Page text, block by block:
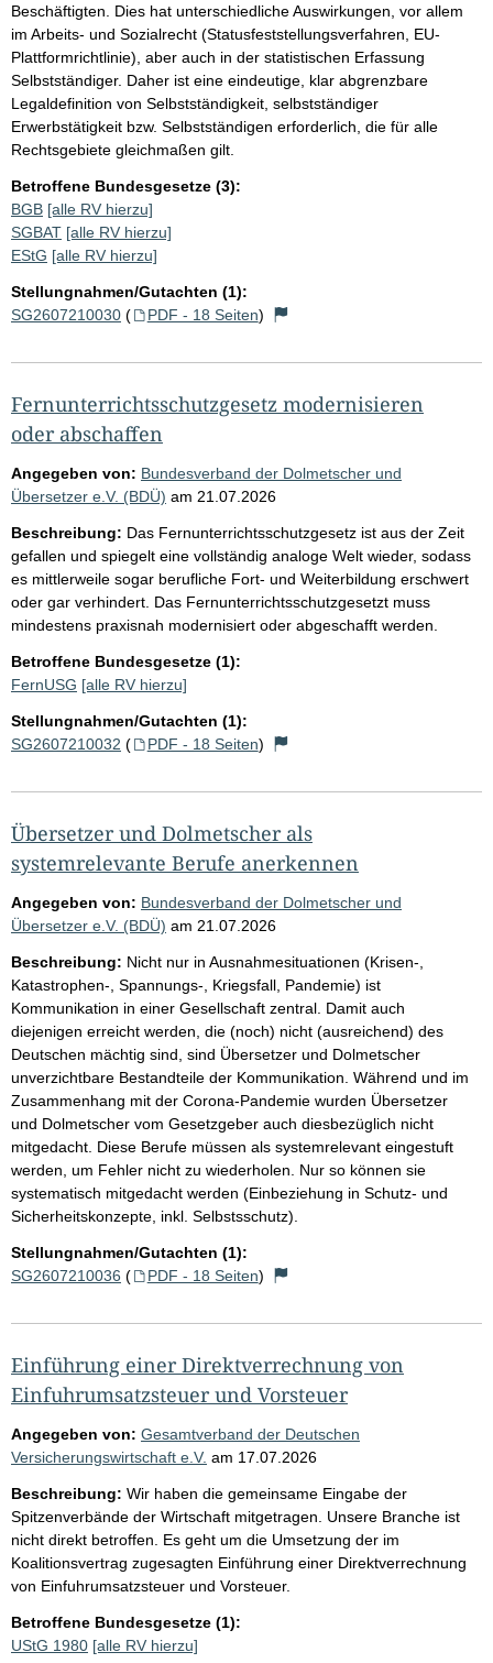
Beschäftigten. Dies hat unterschiedliche Auswirkungen, vor allem
im Arbeits- und Sozialrecht (Statusfeststellungsverfahren, EU-
Plattformrichtlinie), aber auch in der statistischen Erfassung
Selbstständiger. Daher ist eine eindeutige, klar abgrenzbare
Legaldefinition von Selbstständigkeit, selbstständiger
Erwerbstätigkeit bzw. Selbstständigen erforderlich, die für alle
Rechtsgebiete gleichmaßen gilt.
Betroffene Bundesgesetze (3):
BGB [alle RV hierzu]
SGBAT [alle RV hierzu]
EStG [alle RV hierzu]
Stellungnahmen/Gutachten (1):
SG2607210030 ( PDF - 18 Seiten)
Fernunterrichtsschutzgesetz modernisieren
oder abschaffen
Angegeben von: Bundesverband der Dolmetscher und
Übersetzer e.V. (BDÜ) am 21.07.2026
Beschreibung: Das Fernunterrichtsschutzgesetz ist aus der Zeit
gefallen und spiegelt eine vollständig analoge Welt wieder, sodass
es mittlerweile sogar berufliche Fort- und Weiterbildung erschwert
oder gar verhindert. Das Fernunterrichtsschutzgesetzt muss
mindestens praxisnah modernisiert oder abgeschafft werden.
Betroffene Bundesgesetze (1):
FernUSG [alle RV hierzu]
Stellungnahmen/Gutachten (1):
SG2607210032 ( PDF - 18 Seiten)
Übersetzer und Dolmetscher als
systemrelevante Berufe anerkennen
Angegeben von: Bundesverband der Dolmetscher und
Übersetzer e.V. (BDÜ) am 21.07.2026
Beschreibung: Nicht nur in Ausnahmesituationen (Krisen-,
Katastrophen-, Spannungs-, Kriegsfall, Pandemie) ist
Kommunikation in einer Gesellschaft zentral. Damit auch
diejenigen erreicht werden, die (noch) nicht (ausreichend) des
Deutschen mächtig sind, sind Übersetzer und Dolmetscher
unverzichtbare Bestandteile der Kommunikation. Während und im
Zusammenhang mit der Corona-Pandemie wurden Übersetzer
und Dolmetscher vom Gesetzgeber auch diesbezüglich nicht
mitgedacht. Diese Berufe müssen als systemrelevant eingestuft
werden, um Fehler nicht zu wiederholen. Nur so können sie
systematisch mitgedacht werden (Einbeziehung in Schutz- und
Sicherheitskonzepte, inkl. Selbstsschutz).
Stellungnahmen/Gutachten (1):
SG2607210036 ( PDF - 18 Seiten)
Einführung einer Direktverrechnung von
Einfuhrumsatzsteuer und Vorsteuer
Angegeben von: Gesamtverband der Deutschen
Versicherungswirtschaft e.V. am 17.07.2026
Beschreibung: Wir haben die gemeinsame Eingabe der
Spitzenverbände der Wirtschaft mitgetragen. Unsere Branche ist
nicht direkt betroffen. Es geht um die Umsetzung der im
Koalitionsvertrag zugesagten Einführung einer Direktverrechnung
von Einfuhrumsatzsteuer und Vorsteuer.
Betroffene Bundesgesetze (1):
UStG 1980 [alle RV hierzu]